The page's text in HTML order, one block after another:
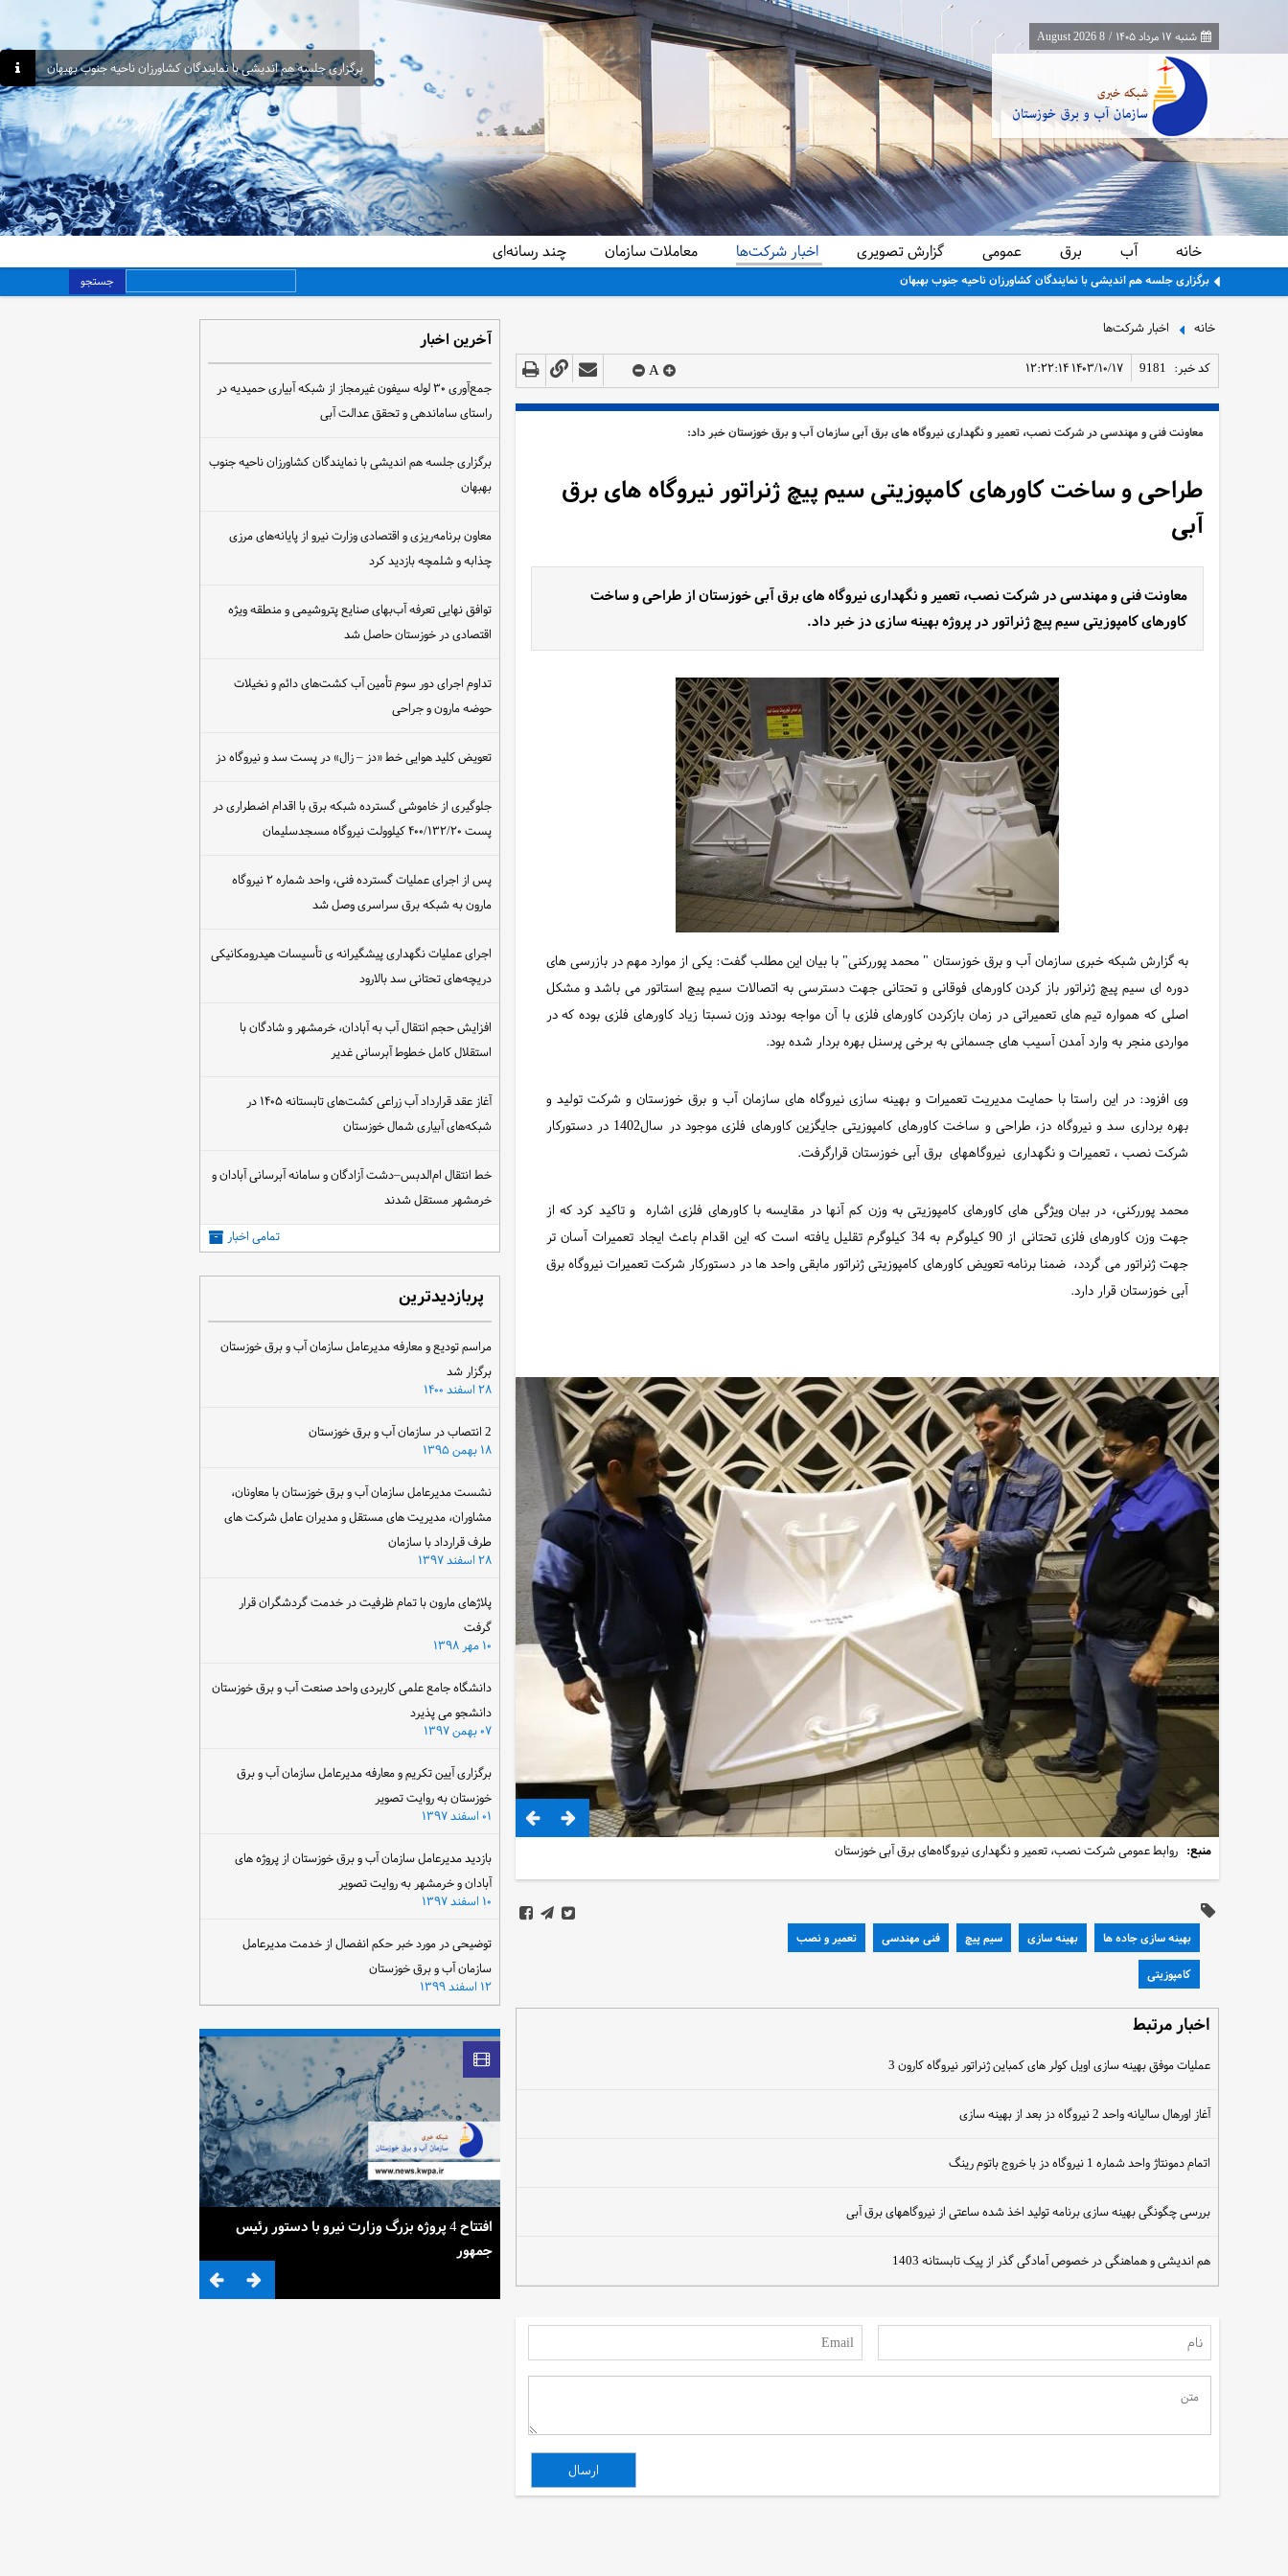
شنبه ۱۷ مرداد ۱۴۰۵ /
8 August 2026
برگزاری جلسه هم اندیشی با نمایندگان کشاورزان ناحیه جنوب بهبهان
خانه آب برق عمومی گزارش تصویری اخبار شرکت‌ها معاملات سازمان چند رسانه‌ای
معاون برنامه‌ریزی و اقتصادی وزارت نیرو از پایانه‌های مرزی چذابه و شلمچه بازدید کرد جستجو
خانه اخبار شرکت‌ها
کد خبر: 9181 ۱۴۰۳/۱۰/۱۷ ۱۲:۲۲:۱۴ A
معاونت فنی و مهندسی در شرکت نصب، تعمیر و نگهداری نیروگاه های برق آبی سازمان آب و برق خوزستان خبر داد:
طراحی و ساخت کاورهای کامپوزیتی سیم پیچ ژنراتور نیروگاه های برق
آبی
معاونت فنی و مهندسی در شرکت نصب، تعمیر و نگهداری نیروگاه های برق آبی خوزستان از طراحی و ساخت
کاورهای کامپوزیتی سیم پیچ ژنراتور در پروژه بهینه سازی دز خبر داد.
به گزارش شبکه خبری سازمان آب و برق خوزستان " محمد پوررکنی" با بیان این مطلب گفت: یکی از موارد مهم در بازرسی های
دوره ای سیم پیچ ژنراتور باز کردن کاورهای فوقانی و تحتانی جهت دسترسی به اتصالات سیم پیچ استاتور می باشد و مشکل
اصلی که همواره تیم های تعمیراتی در زمان بازکردن کاورهای فلزی با آن مواجه بودند وزن نسبتا زیاد کاورهای فلزی بوده که در
مواردی منجر به وارد آمدن آسیب های جسمانی به برخی پرسنل بهره بردار شده بود.
وی افزود: در این راستا با حمایت مدیریت تعمیرات و بهینه سازی نیروگاه های سازمان آب و برق خوزستان و شرکت تولید و
بهره برداری سد و نیروگاه دز، طراحی و ساخت کاورهای کامپوزیتی جایگزین کاورهای فلزی موجود در سال1402 در دستورکار
شرکت نصب ، تعمیرات و نگهداری نیروگاههای برق آبی خوزستان قرارگرفت.
محمد پوررکنی، در بیان ویژگی های کاورهای کامپوزیتی به وزن کم آنها در مقایسه با کاورهای فلزی اشاره و تاکید کرد که از
جهت وزن کاورهای فلزی تحتانی از 90 کیلوگرم به 34 کیلوگرم تقلیل یافته است که این اقدام باعث ایجاد تعمیرات آسان تر
جهت ژنراتور می گردد، ضمنا برنامه تعویض کاورهای کامپوزیتی ژنراتور مابقی واحد ها در دستورکار شرکت تعمیرات نیروگاه برق
آبی خوزستان قرار دارد.
منبع: روابط عمومی شرکت نصب، تعمیر و نگهداری نیروگاه‌های برق آبی خوزستان
بهینه سازی جاده ها بهینه سازی سیم پیچ فنی مهندسی تعمیر و نصب
کامپوزیتی
اخبار مرتبط
عملیات موفق بهینه سازی اویل کولر های کمباین ژنراتور نیروگاه کارون 3
آغاز اورهال سالیانه واحد 2 نیروگاه دز بعد از بهینه سازی
اتمام دمونتاژ واحد شماره 1 نیروگاه دز با خروج باتوم رینگ
بررسی چگونگی بهینه سازی برنامه تولید اخذ شده ساعتی از نیروگاههای برق آبی
هم اندیشی و هماهنگی در خصوص آمادگی گذر از پیک تابستانه 1403
آخرین اخبار
جمع‌آوری ۳۰ لوله سیفون غیرمجاز از شبکه آبیاری حمیدیه در
راستای ساماندهی و تحقق عدالت آبی
برگزاری جلسه هم اندیشی با نمایندگان کشاورزان ناحیه جنوب
بهبهان
معاون برنامه‌ریزی و اقتصادی وزارت نیرو از پایانه‌های مرزی
چذابه و شلمچه بازدید کرد
توافق نهایی تعرفه آب‌بهای صنایع پتروشیمی و منطقه ویژه
اقتصادی در خوزستان حاصل شد
تداوم اجرای دور سوم تأمین آب کشت‌های دائم و نخیلات
حوضه مارون و جراحی
تعویض کلید هوایی خط «دز – زال» در پست سد و نیروگاه دز
جلوگیری از خاموشی گسترده شبکه برق با اقدام اضطراری در
پست ۴۰۰/۱۳۲/۲۰ کیلوولت نیروگاه مسجدسلیمان
پس از اجرای عملیات گسترده فنی، واحد شماره ۲ نیروگاه
مارون به شبکه برق سراسری وصل شد
اجرای عملیات نگهداری پیشگیرانه ی تأسیسات هیدرومکانیکی
دریچه‌های تحتانی سد بالارود
افزایش حجم انتقال آب به آبادان، خرمشهر و شادگان با
استقلال کامل خطوط آبرسانی غدیر
آغاز عقد قرارداد آب زراعی کشت‌های تابستانه ۱۴۰۵ در
شبکه‌های آبیاری شمال خوزستان
خط انتقال ام‌الدبس–دشت آزادگان و سامانه آبرسانی آبادان و
خرمشهر مستقل شدند
تمامی اخبار
پربازدیدترین
مراسم تودیع و معارفه مدیرعامل سازمان آب و برق خوزستان
برگزار شد
۲۸ اسفند ۱۴۰۰
2 انتصاب در سازمان آب و برق خوزستان
۱۸ بهمن ۱۳۹۵
نشست مدیرعامل سازمان آب و برق خوزستان با معاونان،
مشاوران، مدیریت های مستقل و مدیران عامل شرکت های
طرف قرارداد با سازمان
۲۸ اسفند ۱۳۹۷
پلاژهای مارون با تمام ظرفیت در خدمت گردشگران قرار
گرفت
۱۰ مهر ۱۳۹۸
دانشگاه جامع علمی کاربردی واحد صنعت آب و برق خوزستان
دانشجو می پذیرد
۰۷ بهمن ۱۳۹۷
برگزاری آیین تکریم و معارفه مدیرعامل سازمان آب و برق
خوزستان به روایت تصویر
۰۱ اسفند ۱۳۹۷
بازدید مدیرعامل سازمان آب و برق خوزستان از پروژه های
آبادان و خرمشهر به روایت تصویر
۱۰ اسفند ۱۳۹۷
توضیحی در مورد خبر حکم انفصال از خدمت مدیرعامل
سازمان آب و برق خوزستان
۱۲ اسفند ۱۳۹۹
افتتاح 4 پروژه بزرگ وزارت نیرو با دستور رئیس
جمهور